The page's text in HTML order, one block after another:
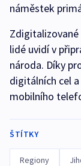
náměstek
Zdigitalizované
lidé uvidí v
národa. Díky
digitálních cel
mobilního
ŠTÍTKY
Regiony